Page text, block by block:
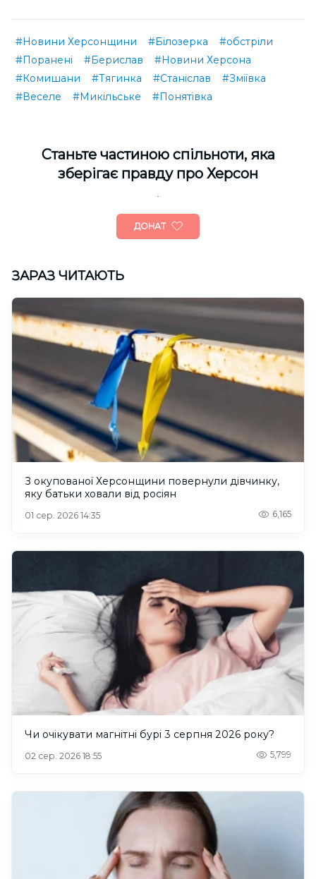
#Новини Херсонщини #Білозерка
#обстріли
#Поранені
#Берислав
#Новини Херсона
#Комишани
#Тягинка #Станіслав
#Зміївка
#Веселе
#Микільське #Понятівка
Cтаньте частиною спільноти, яка
зберігає правду про Херсон
ДОНАТ
ЗАРАЗ ЧИТАЮТЬ
З окупованої Херсонщини повернули дівчинку,
яку батьки ховали від росіян
01 сер. 2026 14:35 6,165
Чи очікувати магнітні бурі 3 серпня 2026 року?
02 сер. 2026 18:55 5,799